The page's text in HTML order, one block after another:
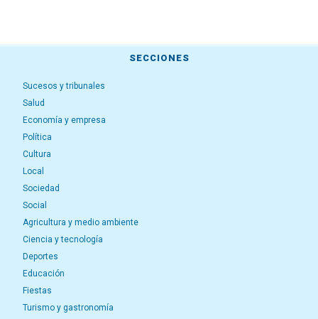
SECCIONES
Sucesos y tribunales
Salud
Economía y empresa
Política
Cultura
Local
Sociedad
Social
Agricultura y medio ambiente
Ciencia y tecnología
Deportes
Educación
Fiestas
Turismo y gastronomía